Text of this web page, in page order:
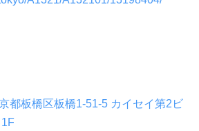
都板橋区板橋1-51-5 カイセイ第2ビ
1F